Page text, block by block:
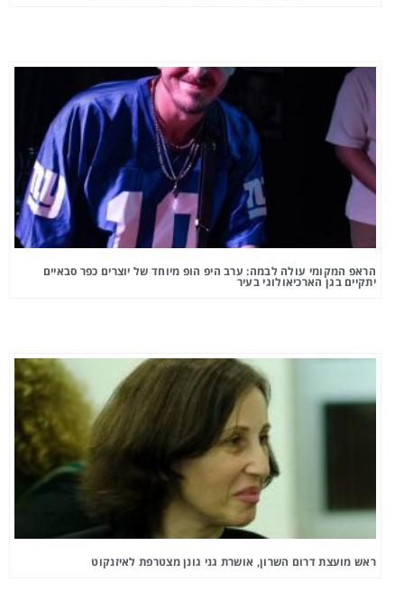
הראפ המקומי עולה לבמה: ערב היפ הופ מיוחד של יוצרים כפר סבאיים
יתקיים בגן הארכיאולוגי בעיר
ראש מועצת דרום השרון, אושרת גני גונן מצטרפת לאיזנקוט